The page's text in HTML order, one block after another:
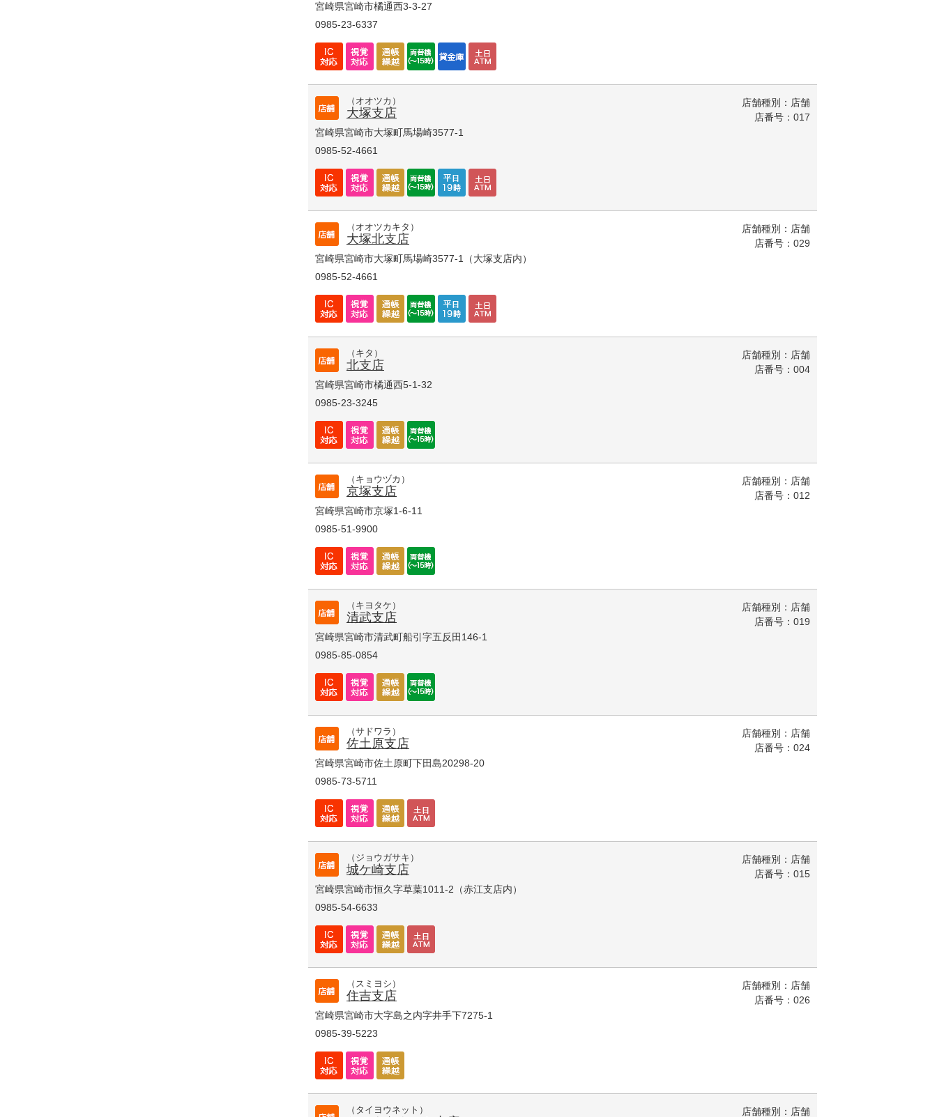
宮崎県宮崎市橘通西3-3-27
0985-23-6337
（オオツカ）
大塚支店
宮崎県宮崎市大塚町馬場崎3577-1
0985-52-4661
店舗種別：店舗
店番号：017
（オオツカキタ）
大塚北支店
宮崎県宮崎市大塚町馬場崎3577-1（大塚支店内）
0985-52-4661
店舗種別：店舗
店番号：029
（キタ）
北支店
宮崎県宮崎市橘通西5-1-32
0985-23-3245
店舗種別：店舗
店番号：004
（キョウヅカ）
京塚支店
宮崎県宮崎市京塚1-6-11
0985-51-9900
店舗種別：店舗
店番号：012
（キヨタケ）
清武支店
宮崎県宮崎市清武町船引字五反田146-1
0985-85-0854
店舗種別：店舗
店番号：019
（サドワラ）
佐土原支店
宮崎県宮崎市佐土原町下田島20298-20
0985-73-5711
店舗種別：店舗
店番号：024
（ジョウガサキ）
城ケ崎支店
宮崎県宮崎市恒久字草葉1011-2（赤江支店内）
0985-54-6633
店舗種別：店舗
店番号：015
（スミヨシ）
住吉支店
宮崎県宮崎市大字島之内字井手下7275-1
0985-39-5223
店舗種別：店舗
店番号：026
（タイヨウネット）
店舗種別：店舗